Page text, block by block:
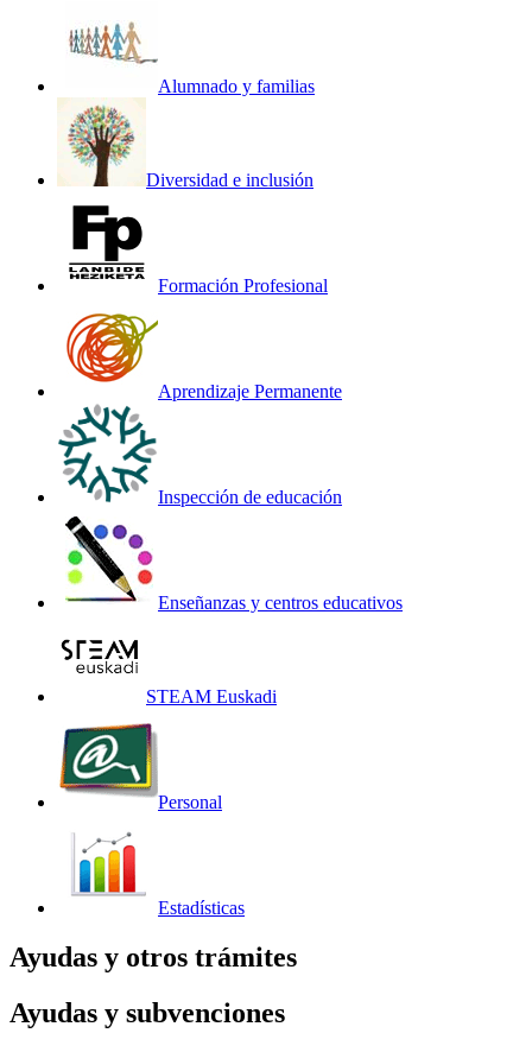
Alumnado y familias
Diversidad e inclusión
Formación Profesional
Aprendizaje Permanente
Inspección de educación
Enseñanzas y centros educativos
STEAM Euskadi
Personal
Estadísticas
Ayudas y otros trámites
Ayudas y subvenciones